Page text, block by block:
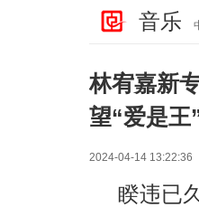
音乐
林宥嘉新
望“爱是王
2024-04-14 13:22:36
睽违已